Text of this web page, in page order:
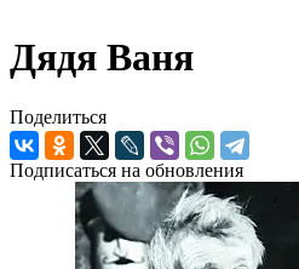
Дядя Ваня
Поделиться
Подписаться на обновления